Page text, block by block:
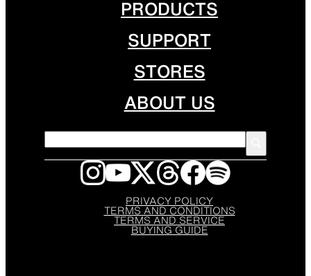
PRODUCTS
SUPPORT
STORES
ABOUT US
PRIVACY POLICY
TERMS AND CONDITIONS
TERMS AND SERVICE
BUYING GUIDE